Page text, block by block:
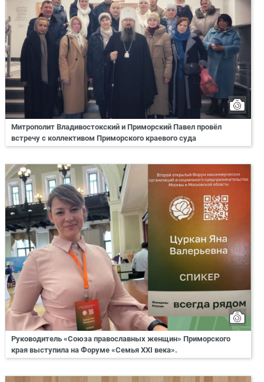
Митрополит Владивостокский и Приморский Павел провёл
встречу с коллективом Приморского краевого суда
Руководитель «Союза православных женщин» Приморского
края выступила на Форуме «Семья XXI века».